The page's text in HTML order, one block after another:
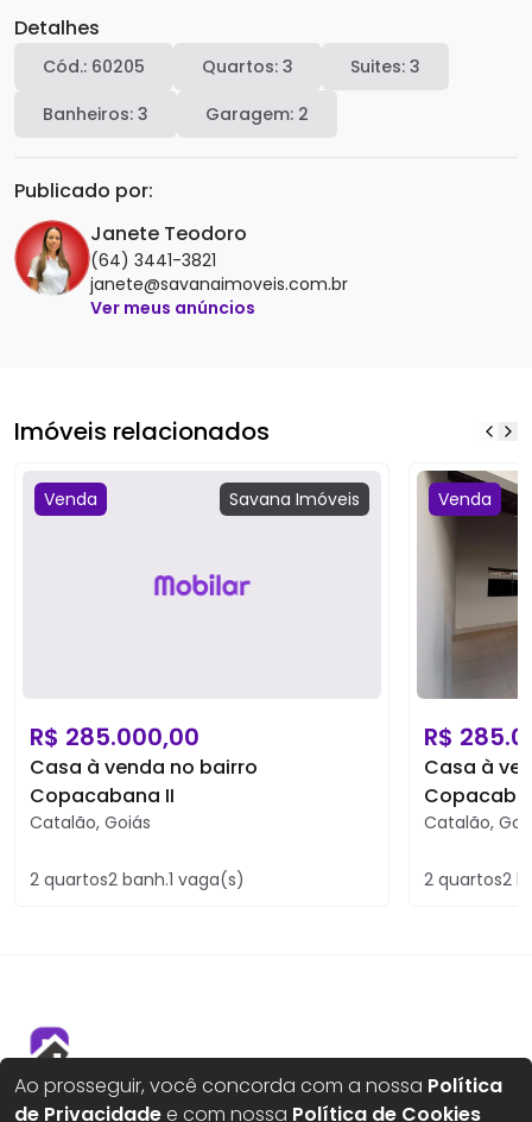
Ao prosseguir, você concorda com a nossa Política
de Privacidadee com nossa Política de Cookies
Detalhes
Cód.: 60205 Quartos: 3 Suites: 3
Banheiros: 3 Garagem: 2
Publicado por:
Janete Teodoro
(64) 3441-3821
janete@savanaimoveis.com.br
Ver meus anúncios
Venda Savana Imóveis
R$ 285.000,00
Casa à venda no bairro
Copacabana II
Catalão, Goiás
2 quartos2 banh.1 vaga(s)
Venda
R$
Casa à
Catalão,
2 quartos2
Imóveis relacionados
Aqui seus sonhos ganham um novo lar